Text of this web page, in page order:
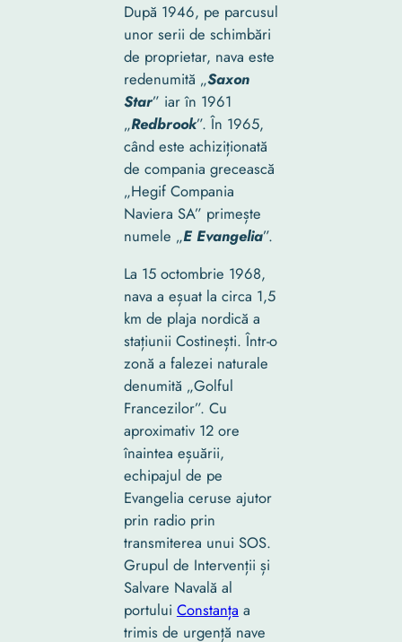
După 1946, pe parcusul
unor serii de schimbări
de proprietar, nava este
redenumită „Saxon
Star” iar în 1961
„Redbrook”. În 1965,
când este achiziționată
de compania grecească
„Hegif Compania
Naviera SA” primește
numele „E Evangelia”.
La 15 octombrie 1968,
nava a eșuat la circa 1,5
km de plaja nordică a
stațiunii Costinești. Într-o
zonă a falezei naturale
denumită „Golful
Francezilor”. Cu
aproximativ 12 ore
înaintea eșuării,
echipajul de pe
Evangelia ceruse ajutor
prin radio prin
transmiterea unui SOS.
Grupul de Intervenții și
Salvare Navală al
portului Constanța a
trimis de urgență nave